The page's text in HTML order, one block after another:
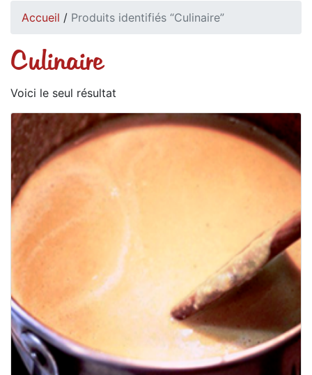
Accueil / Produits identifiés “Culinaire”
Culinaire
Voici le seul résultat